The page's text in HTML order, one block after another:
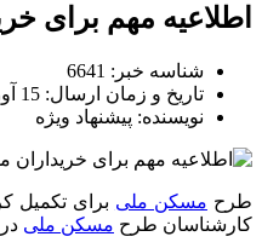
اطلاعیه مهم برای
شناسه خبر: 6641
تاریخ و زمان ارسال: 15 آوریل 2022 ساعت 9:31
نویسنده: پیشنهاد ویژه
​​طرح مسکن ملی برای
کارشناسان طرح مسکن ملی